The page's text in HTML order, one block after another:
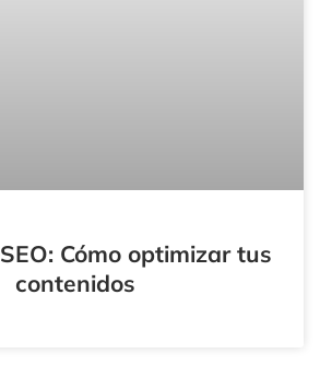
Cómo optimizar tus
contenidos